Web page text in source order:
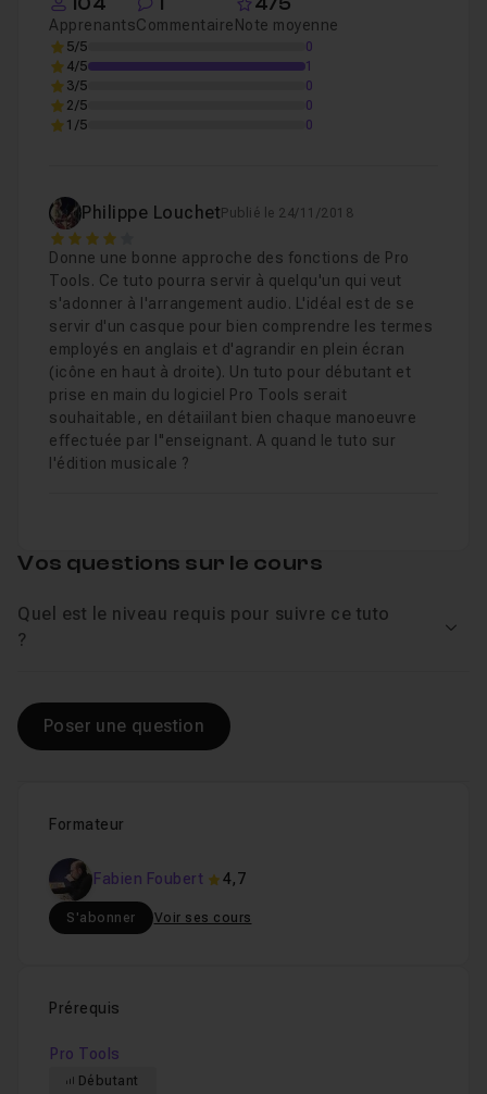
Il s’agit, ici, d’
acquérir les bases incontournables de
Pro Tools
à partir desquelles nous pourrons aborder
desnotions et fonctionnalités approfondies dans les
prochaines formations
cours.
Leçon 3 Comportement de la tête de lecture
Leçon 4 Couper et déplacer un clip
Leçon 5 Les Fades 05m55
Leçon 6 Le clip Gain 02m44
Leçon 7 Le clip LIst 06m07
Leçon 8 Le Nudge 03m10
Leçon 12 Les playlists
Leçon 13
Leçon 14
Leçon 16
ApprenantsCommentaire Note moyenne
5/5
0
4/5
1
3/5
0
2/5
0
1/5
0
Philippe Louchet Publié le 24/11/2018
4
Donne une bonne approche des fonctions de Pro
Tools. Ce tuto pourra servir à quelqu'un qui veut
s'adonner à l'arrangement audio. L'idéal est de se
servir d'un casque pour bien comprendre les termes
employés en anglais et d'agrandir en plein écran
(icône en haut à droite). Un tuto pour débutant et
prise en main du logiciel Pro Tools serait
souhaitable, en détaiilant bien chaque manoeuvre
effectuée par l''enseignant. A quand le tuto sur
l'édition musicale ?
Formateur
Fabien Foubert 4,7
S'abonner Voir ses cours
Prérequis
Pro Tools
Débutant
Vos questions sur le cours
Quel est le niveau requis pour suivre ce tuto
?
Poser une question